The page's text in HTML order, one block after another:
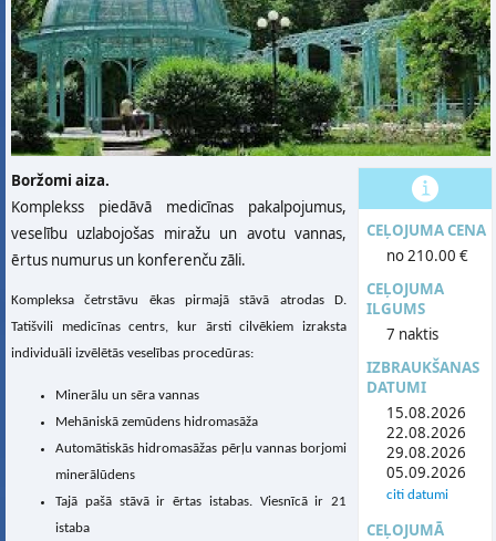
CEĻOJUMA CENA
no 210.00 €
CEĻOJUMA
ILGUMS
7 naktis
IZBRAUKŠANAS
DATUMI
15.08.2026
22.08.2026
29.08.2026
05.09.2026
citi datumi
CEĻOJUMĀ
Boržomi aiza.
Komplekss piedāvā medicīnas pakalpojumus,
veselību uzlabojošas miražu un avotu vannas,
ērtus numurus un konferenču zāli.
Kompleksa četrstāvu ēkas pirmajā stāvā atrodas D.
Tatišvili medicīnas centrs, kur ārsti cilvēkiem izraksta
individuāli izvēlētās veselības procedūras:
Minerālu un sēra vannas
Mehāniskā zemūdens hidromasāža
Automātiskās hidromasāžas pērļu vannas borjomi
minerālūdens
Tajā pašā stāvā ir ērtas istabas. Viesnīcā ir 21
istaba